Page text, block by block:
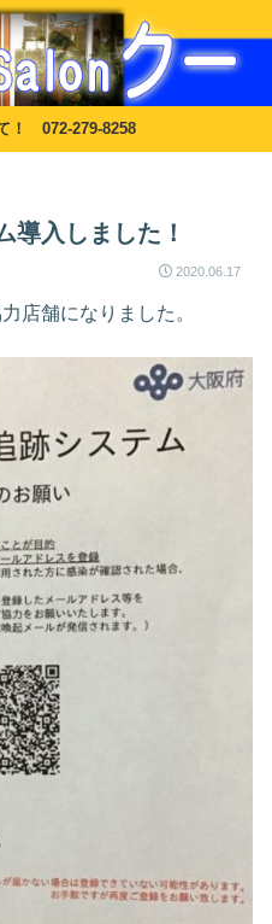
！ 072-279-8258
導入しました！
2020.06.17
店舗になりました。